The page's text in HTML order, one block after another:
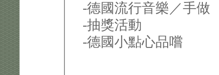
-德國流行音樂／手做
-抽獎活動
-德國小點心品嚐